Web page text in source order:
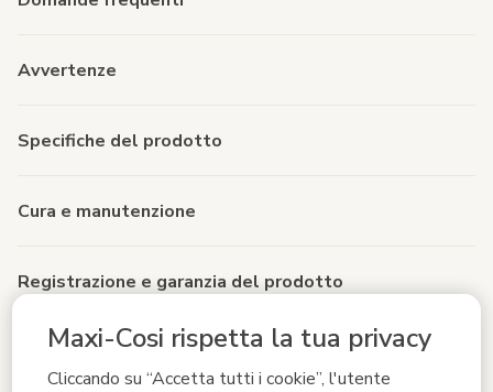
Maxi-Cosi rispetta la tua privacy
Cliccando su “Accetta tutti i cookie”, l'utente
Avvertenze
Specifiche del prodotto
Cura e manutenzione
Registrazione e garanzia del prodotto
Sostenibilità